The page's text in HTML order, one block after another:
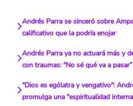
Andrés Parra se sinceró sobre
calificativo que la podría enojar
Andrés Parra ya no actuará más y
con traumas: "No sé qué va a pasar”
"Dios es ególatra y vengativo":
promulga una "espiritualidad